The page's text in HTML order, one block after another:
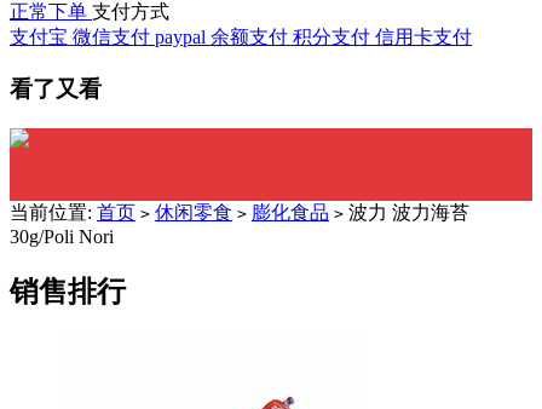
正常下单 支付方式
支付宝 微信支付 paypal 余额支付 积分支付 信用卡支付
看了又看
当前位置: 首页 > 休闲零食 > 膨化食品 > 波力 波力海苔
30g/Poli Nori
销售排行